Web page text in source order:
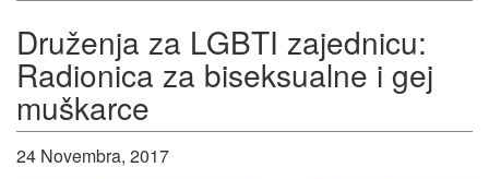
Druženja za LGBTI zajednicu:
Radionica za biseksualne i gej
muškarce
24 Novembra, 2017